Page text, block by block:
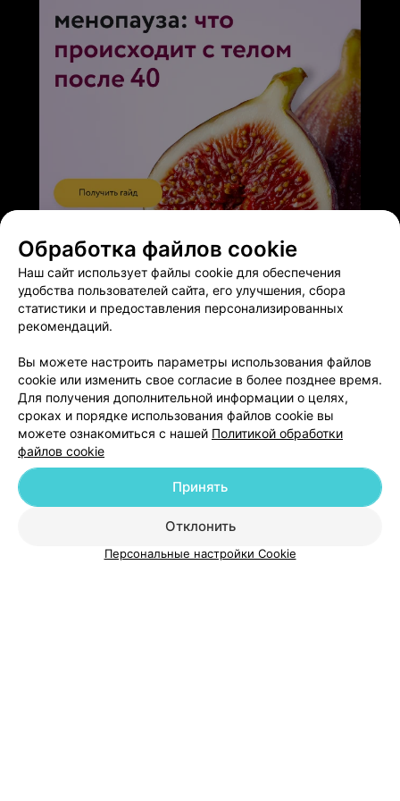
Добавить специалиста
О проекте Новости проекта
Размещение рекламы
Медицинский маркетинг
Публичный договор
Пользовательское соглашение
Способы оплаты
Обработка файлов cookie
Наш сайт использует файлы cookie для обеспечения
удобства пользователей сайта, его улучшения, сбора
статистики и предоставления персонализированных
рекомендаций.
Вы можете настроить параметры использования файлов
cookie или изменить свое согласие в более позднее время.
Для получения дополнительной информации о целях,
сроках и порядке использования файлов cookie вы
можете ознакомиться с нашей Политикой обработки
файлов cookie
Отклонить
Принять
Персональные настройки Cookie